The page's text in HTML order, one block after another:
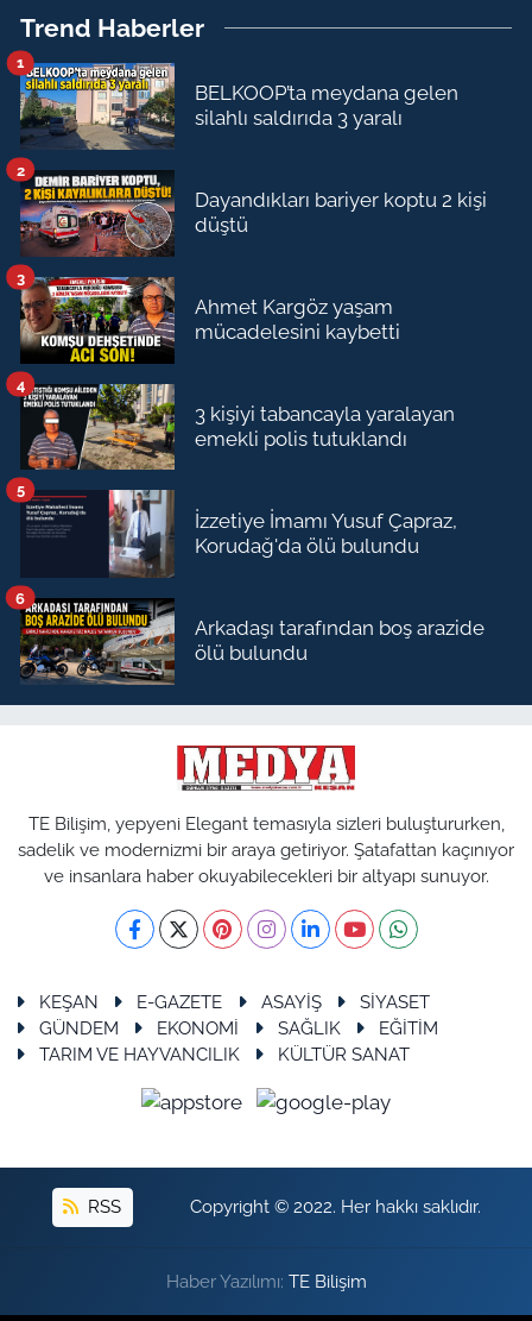
Trend Haberler
BELKOOP’ta meydana gelen
silahlı saldırıda 3 yaralı
1
Dayandıkları bariyer koptu 2 kişi
düştü
2
Ahmet Kargöz yaşam
mücadelesini kaybetti
3
3 kişiyi tabancayla yaralayan
emekli polis tutuklandı
4
İzzetiye İmamı Yusuf Çapraz,
Korudağ'da ölü bulundu
5
Arkadaşı tarafından boş arazide
ölü bulundu
6
TE Bilişim, yepyeni Elegant temasıyla sizleri buluştururken,
sadelik ve modernizmi bir araya getiriyor. Şatafattan kaçınıyor
ve insanlara haber okuyabilecekleri bir altyapı sunuyor.
KEŞAN E-GAZETE ASAYİŞ
SİYASET
GÜNDEM
EKONOMİ SAĞLIK
EĞİTİM
TARIM VE HAYVANCILIK
KÜLTÜR SANAT
RSS Copyright © 2022. Her hakkı saklıdır.
Haber Yazılımı: TE Bilişim